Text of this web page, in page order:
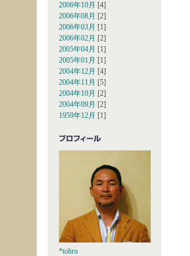
2006年10月 [4]
2006年08月 [2]
2006年03月 [1]
2006年02月 [2]
2005年04月 [1]
2005年01月 [1]
2004年12月 [4]
2004年11月 [5]
2004年10月 [2]
2004年09月 [2]
1959年12月 [1]
*tohru